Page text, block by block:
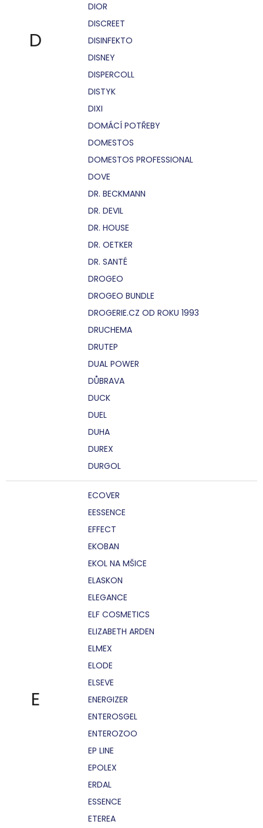
D
DIOR
DISCREET
DISINFEKTO
DISNEY
DISPERCOLL
DISTYK
DIXI
DOMÁCÍ POTŘEBY
DOMESTOS
DOMESTOS PROFESSIONAL
DOVE
DR. BECKMANN
DR. DEVIL
DR. HOUSE
DR. OETKER
DR. SANTÉ
DROGEO
DROGEO BUNDLE
DROGERIE.CZ OD ROKU 1993
DRUCHEMA
DRUTEP
DUAL POWER
DŮBRAVA
DUCK
DUEL
DUHA
DUREX
DURGOL
E
ECOVER
EESSENCE
EFFECT
EKOBAN
EKOL NA MŠICE
ELASKON
ELEGANCE
ELF COSMETICS
ELIZABETH ARDEN
ELMEX
ELODE
ELSEVE
ENERGIZER
ENTEROSGEL
ENTEROZOO
EP LINE
EPOLEX
ERDAL
ESSENCE
ETEREA